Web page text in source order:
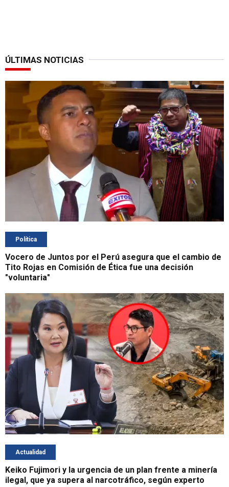
ÚLTIMAS NOTICIAS
Política
Vocero de Juntos por el Perú asegura que el cambio de
Tito Rojas en Comisión de Ética fue una decisión
"voluntaria"
Actualidad
Keiko Fujimori y la urgencia de un plan frente a minería
ilegal, que ya supera al narcotráfico, según experto